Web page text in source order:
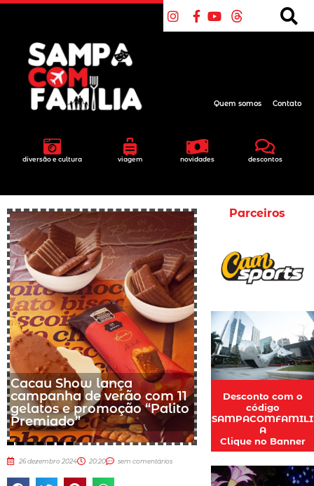
diversão e cultura viagem novidades descontos
Quem somos Contato
Cacau Show lança
campanha de verão com 11
gelatos e promoção “Palito
Premiado”
26 dezembro 2024 20:20 sem comentários
Parceiros
Desconto com o
código
SAMPACOMFAMILI
A
Clique no Banner